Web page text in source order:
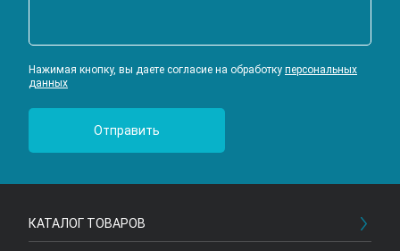
Нажимая кнопку, вы даете согласие на обработку персональных
данных
КАТАЛОГ ТОВАРОВ